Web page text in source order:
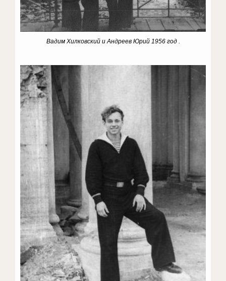
Вадим Хилковский и Андреев Юрий 1956 год .